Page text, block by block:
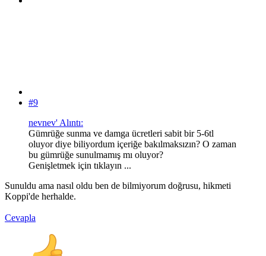
#9
nevnev' Alıntı:
Gümrüğe sunma ve damga ücretleri sabit bir 5-6tl
oluyor diye biliyordum içeriğe bakılmaksızın? O zaman
bu gümrüğe sunulmamış mı oluyor?
Genişletmek için tıklayın ...
Sunuldu ama nasıl oldu ben de bilmiyorum doğrusu, hikmeti
Koppi'de herhalde.
Cevapla